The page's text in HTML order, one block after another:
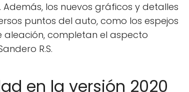
los nuevos gráficos y detalles
puntos del auto, como los espejos
aleación, completan el aspecto
R.S.
en la versión 2020